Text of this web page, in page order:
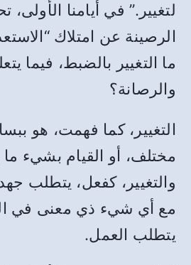
لتغيير.” في أيامنا الأولى،
الرصينة عن امتلاك
ما التغيير بالضبط، فيما
والرصانة؟
التغيير، كما فهمت، هو
مختلف، أو القيام بشيء
والتغيير، كفعل، يتطلب
مع أي شيء ذي معنى في
يتطلب العمل.